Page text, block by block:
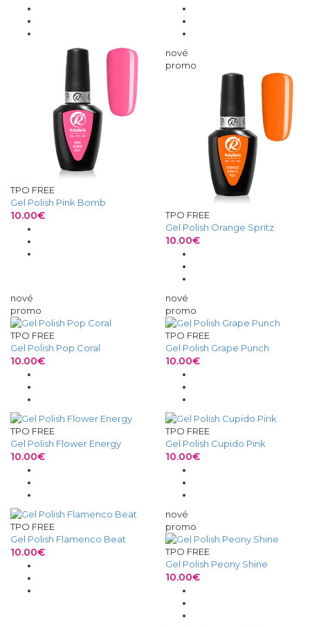
TPO FREE
Gel Polish Pink Bomb
10.00€
nové
promo
TPO FREE
Gel Polish Orange Spritz
10.00€
nové
promo
TPO FREE
Gel Polish Pop Coral
10.00€
nové
promo
TPO FREE
Gel Polish Grape Punch
10.00€
TPO FREE
Gel Polish Flower Energy
10.00€
TPO FREE
Gel Polish Cupido Pink
10.00€
TPO FREE
Gel Polish Flamenco Beat
10.00€
nové
promo
TPO FREE
Gel Polish Peony Shine
10.00€